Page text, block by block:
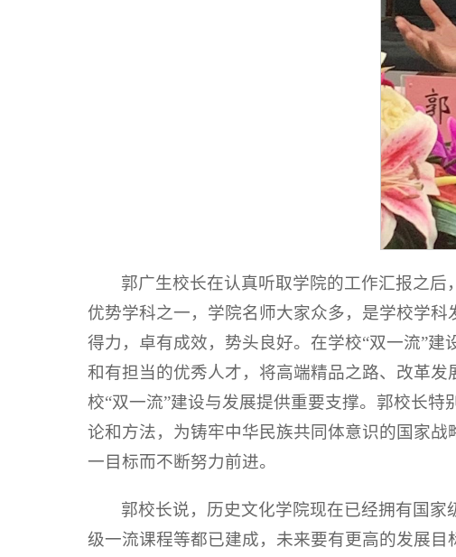
郭广生校长在认真听取学院的工作汇报之
优势学科之一，学院名师大家众多，是学校学
得力，卓有成效，势头良好。在学校“双一流”
和有担当的优秀人才，将高端精品之路、改革
校“双一流”建设与发展提供重要支撑。郭校长
论和方法，为铸牢中华民族共同体意识的国家
一目标而不断努力前进。
郭校长说，历史文化学院现在已经拥有国
级一流课程等都已建成，未来要有更高的发展